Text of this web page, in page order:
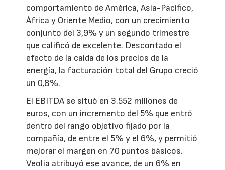
comportamiento de América, Asia-Pacífico,
África y Oriente Medio, con un crecimiento
conjunto del 3,9% y un segundo trimestre
que calificó de excelente. Descontado el
efecto de la caída de los precios de la
energía, la facturación total del Grupo creció
un 0,8%.
El EBITDA se situó en 3.552 millones de
euros, con un incremento del 5% que entró
dentro del rango objetivo fijado por la
compañía, de entre el 5% y el 6%, y permitió
mejorar el margen en 70 puntos básicos.
Veolia atribuyó ese avance, de un 6% en